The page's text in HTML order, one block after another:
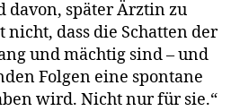
davon, später Ärztin zu
nicht, dass die Schatten der
und mächtig sind – und
Folgen eine spontane
wird. Nicht nur für sie.“